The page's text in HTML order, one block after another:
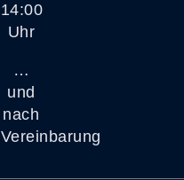
14:00
Uhr
…
und
nach
Vereinbarung